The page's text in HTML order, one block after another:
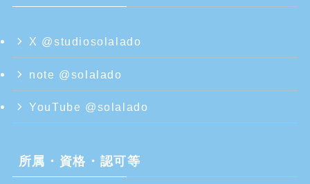
X @studiosolalado
note @solalado
YouTube @solalado
所属・資格・認可等